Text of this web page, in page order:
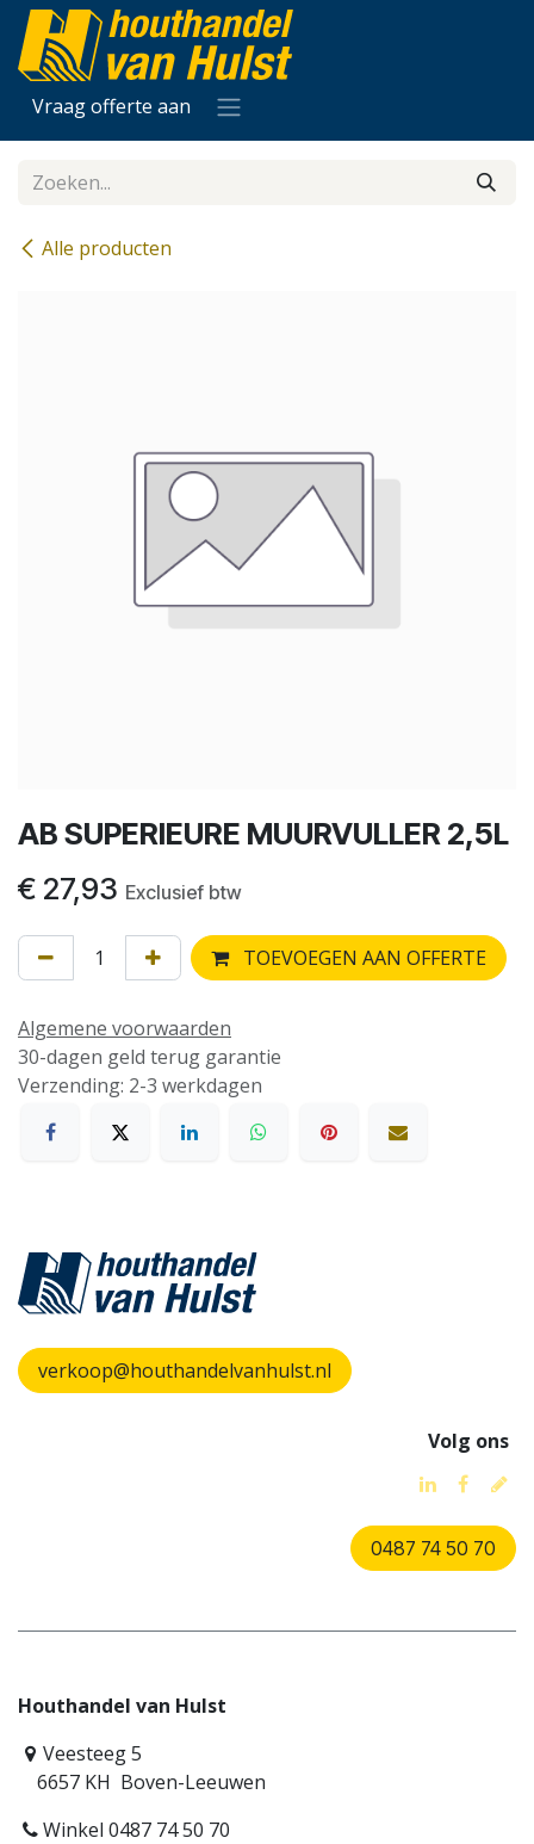
Overslaan naar inhoud
Vraag offerte aan
Alle producten
AB SUPERIEURE MUURVULLER 2,5L
€ 27,93 Exclusief btw
TOEVOEGEN AAN OFFERTE
Algemene voorwaarden
30-dagen geld terug garantie
Verzending: 2-3 werkdagen
verkoop@houthandelvanhulst.nl
Volg ons
0487 74 50 70
Houthandel van Hulst
Veesteeg 5
6657 KH Boven-Leeuwen
Winkel 0487 74 50 70